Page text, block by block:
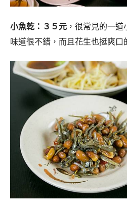
小魚乾：３５元 ，很常見的一
味道很不錯，而且花生也挺爽口